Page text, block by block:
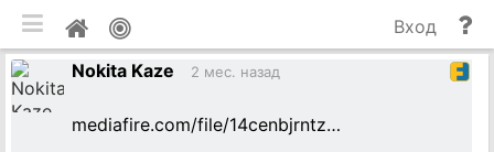
Мой
профиль
и
Вход
Nokita Kaze
2 мес. назад
mediafire.com/file/14cenbjrntz…
мобильная версия